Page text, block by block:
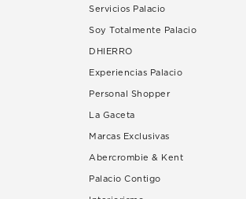
Servicios Palacio
Soy Totalmente Palacio
DHIERRO
Experiencias Palacio
Personal Shopper
La Gaceta
Marcas Exclusivas
Abercrombie & Kent
Palacio Contigo